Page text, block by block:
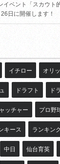
イベント「スカウト
日に開催します！
イチロー オリ
ドラフト ド
ッチャー プロ野
キース ランキン
中日 仙台育英